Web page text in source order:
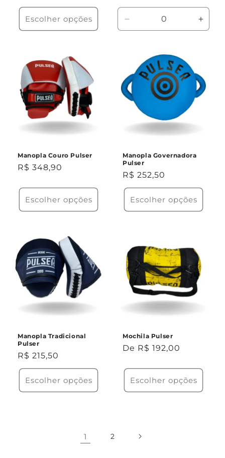
normal
Escolher opções
a
Único
a
Manopla Couro Pulser
Preço
R$ 348,90
Escolher opções
Manopla Governadora
Pulser
Preço
normal
R$ 252,50
Escolher opções
Manopla Tradicional
Pulser
Preço
normal
R$ 215,50
Escolher opções
Mochila Pulser
Preço
De R$ 192,00
Escolher opções
1 2